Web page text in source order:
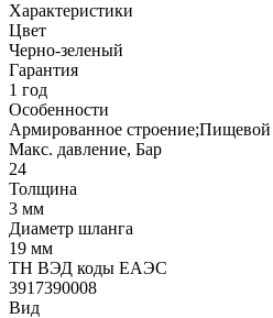
Характеристики
Цвет
Черно-зеленый
Гарантия
1 год
Особенности
Армированное строение;Пищевой
Макс. давление, Бар
24
Толщина
3 мм
Диаметр шланга
19 мм
ТН ВЭД коды ЕАЭС
3917390008
Вид